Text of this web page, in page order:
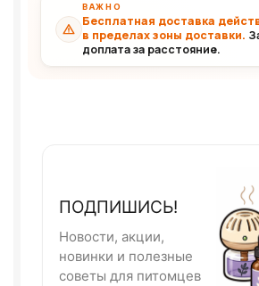
ВАЖНО
Бесплатная доставка
в пределах зоны доставки.
доплата за расстояние.
ПОДПИШИСЬ!
Новости, акции,
новинки и полезные
советы для питомцев